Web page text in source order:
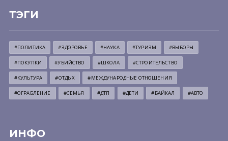
ТЭГИ
#ПОЛИТИКА #ЗДОРОВЬЕ #НАУКА #ТУРИЗМ #ВЫБОРЫ
#ПОКУПКИ #УБИЙСТВО #ШКОЛА #СТРОИТЕЛЬСТВО
#КУЛЬТУРА #ОТДЫХ #МЕЖДУНАРОДНЫЕ ОТНОШЕНИЯ
#ОГРАБЛЕНИЕ #СЕМЬЯ #ДТП #ДЕТИ #БАЙКАЛ #АВТО
ИНФО